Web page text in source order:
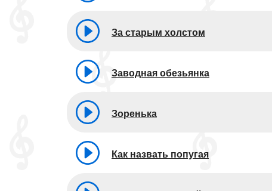
За старым холстом
Заводная обезьянка
Зоренька
Как назвать попугая